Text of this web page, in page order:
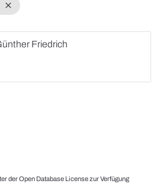
close
Friedrich
der Open Database License zur Verfügung